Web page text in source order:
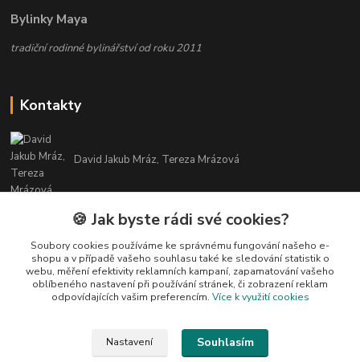
Bylinky Maya
tradiční rodinné bylinářství od roku 2011
Kontakty
David Jakub Mráz, Tereza Mrázová
info@bylinky-maya.cz
🍪 Jak byste rádi své cookies?
Soubory cookies používáme ke správnému fungování našeho e-
shopu a v případě vašeho souhlasu také ke sledování statistik o
webu, měření efektivity reklamních kampaní, zapamatování vašeho
oblíbeného nastavení při používání stránek, či zobrazení reklam
odpovídajících vašim preferencím. Více k využití cookies
Nastavení Souhlasím